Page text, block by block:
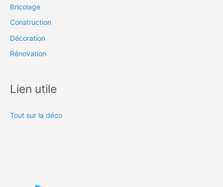
Bricolage
Construction
Décoration
Rénovation
Lien utile
Tout sur la déco